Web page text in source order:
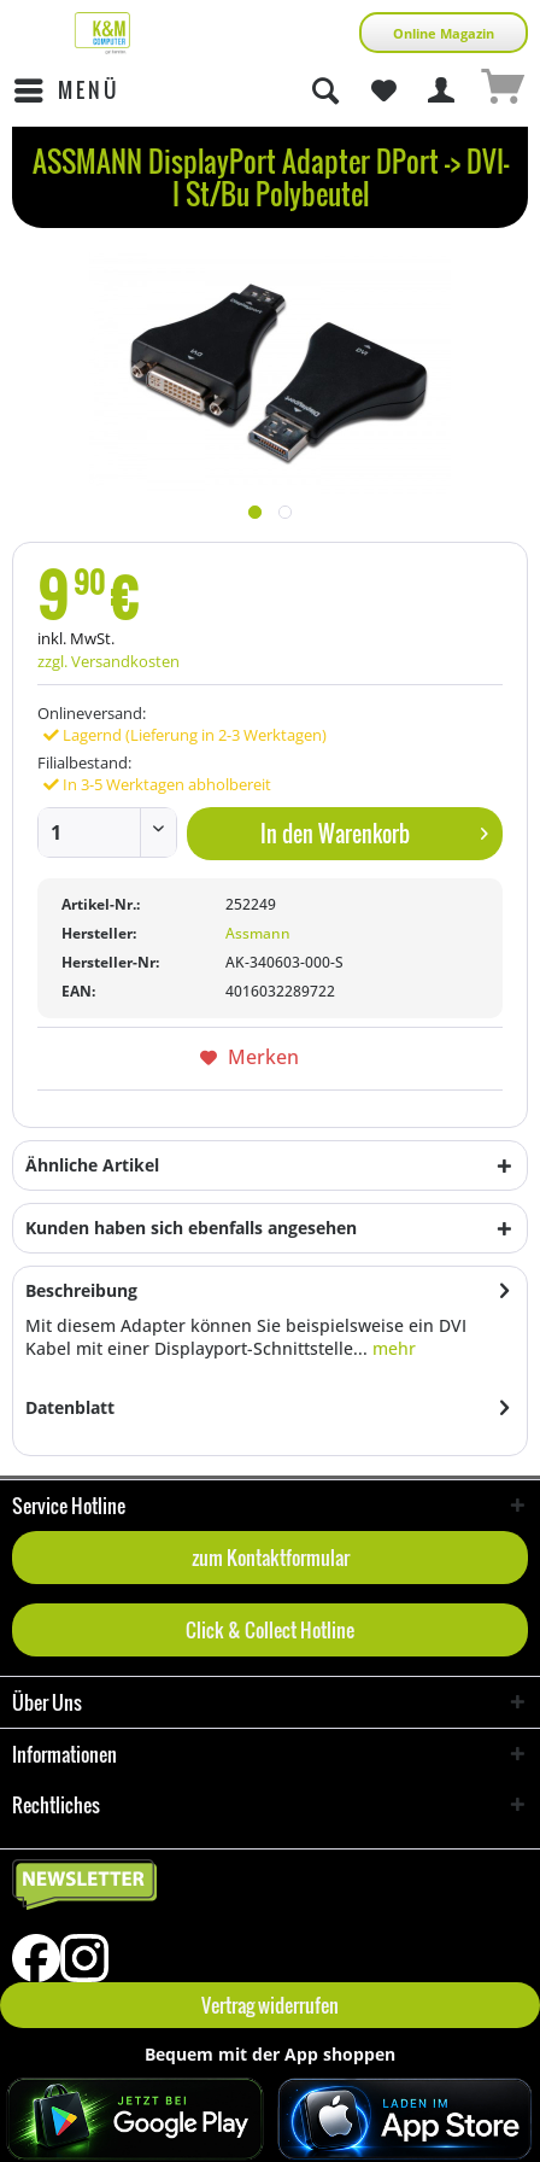
Online Magazin
MENÜ
ASSMANN DisplayPort Adapter DPort -> DVI-
I St/Bu Polybeutel
990€
inkl. MwSt.
zzgl. Versandkosten
Onlineversand:
Lagernd (Lieferung in 2-3 Werktagen)
Filialbestand:
In 3-5 Werktagen abholbereit
In denWarenkorb
Artikel-Nr.:
252249
Hersteller:
Assmann
Hersteller-Nr:
AK-340603-000-S
EAN:
4016032289722
Merken
Ähnliche Artikel
Kunden haben sich ebenfalls angesehen
Beschreibung
Mit diesem Adapter können Sie beispielsweise ein DVI
Kabel mit einer Displayport-Schnittstelle... mehr
Datenblatt
Service Hotline
zum Kontaktformular
Click & Collect Hotline
Über Uns
Informationen
Rechtliches
Vertrag widerrufen
Bequem mit der App shoppen